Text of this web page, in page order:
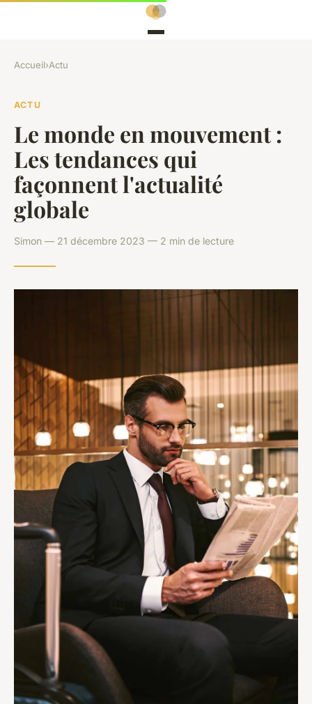
Accueil›Actu
ACTU
Le monde en mouvement :
Les tendances qui
façonnent l'actualité
globale
Simon — 21 décembre 2023 — 2 min de lecture